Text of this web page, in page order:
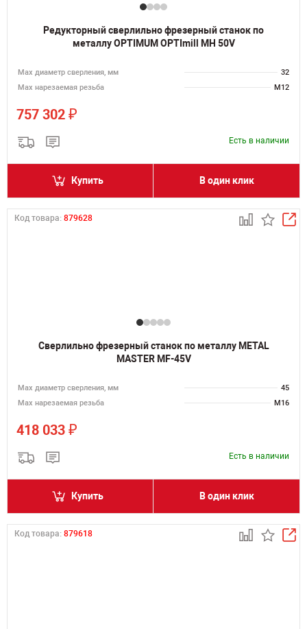
Редукторный сверлильно фрезерный станок по
металлу OPTIMUM OPTImill MH 50V
Мах диаметр сверления, мм
32
Мах нарезаемая резьба
M12
757 302 ₽
Есть в наличии
Купить В один клик
Код товара: 879628
Сверлильно фрезерный станок по металлу METAL
MASTER MF-45V
Мах диаметр сверления, мм
45
Мах нарезаемая резьба
M16
418 033 ₽
Есть в наличии
Купить В один клик
Код товара: 879618